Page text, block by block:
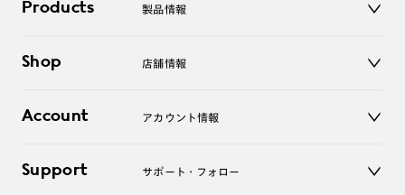
Products 製品情報
サングラス
コンタクトレンズ
アクセサリー
Shop 店舗情報
オンラインショップ
Account アカウント情報
ログアウト
Support サポート・フォロー